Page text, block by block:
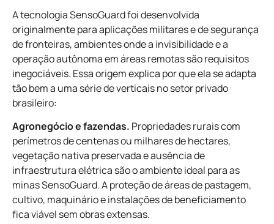
A tecnologia SensoGuard foi desenvolvida
originalmente para aplicações militares e de segurança
de fronteiras, ambientes onde a invisibilidade e a
operação autônoma em áreas remotas são requisitos
inegociáveis. Essa origem explica por que ela se adapta
tão bem a uma série de verticais no setor privado
brasileiro:
Agronegócio e fazendas. Propriedades rurais com
perímetros de centenas ou milhares de hectares,
vegetação nativa preservada e ausência de
infraestrutura elétrica são o ambiente ideal para as
minas SensoGuard. A proteção de áreas de pastagem,
cultivo, maquinário e instalações de beneficiamento
fica viável sem obras extensas.